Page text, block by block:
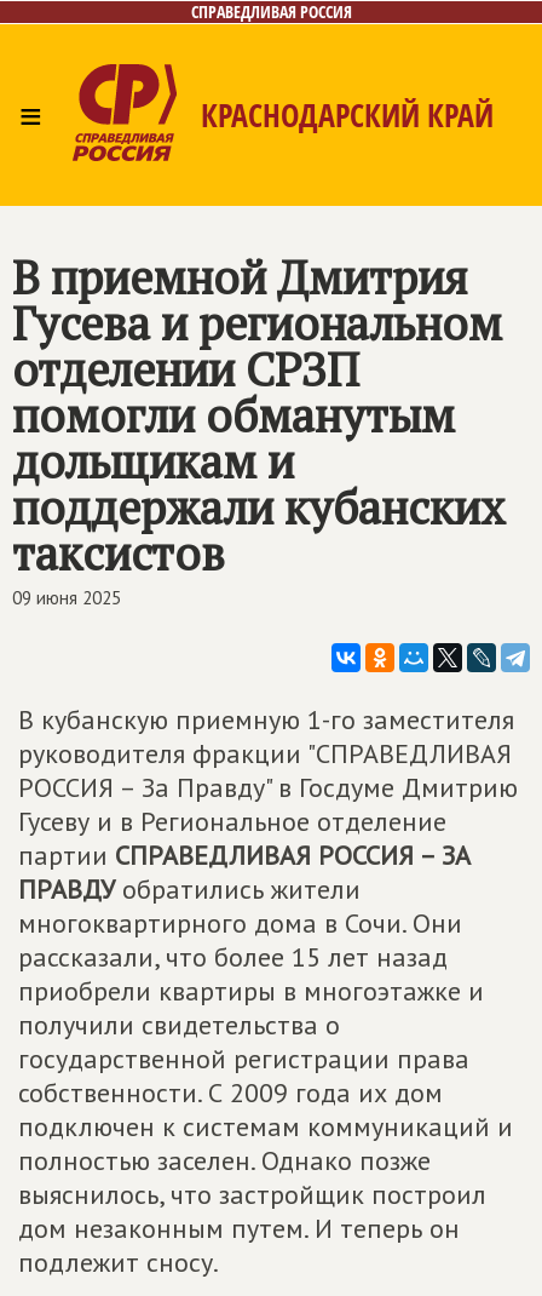
СПРАВЕДЛИВАЯ РОССИЯ
≡ КРАСНОДАРСКИЙ КРАЙ
Контакты
В приемной Дмитрия
Гусева и региональном
отделении СРЗП
помогли обманутым
дольщикам и
поддержали кубанских
таксистов
09 июня 2025
В кубанскую приемную 1-го заместителя
руководителя фракции "СПРАВЕДЛИВАЯ
РОССИЯ – За Правду" в Госдуме Дмитрию
Гусеву и в Региональное отделение
партии СПРАВЕДЛИВАЯ РОССИЯ – ЗА
ПРАВДУобратились жители
многоквартирного дома в Сочи. Они
рассказали, что более 15 лет назад
приобрели квартиры в многоэтажке и
получили свидетельства о
государственной регистрации права
собственности. С 2009 года их дом
подключен к системам коммуникаций и
полностью заселен. Однако позже
выяснилось, что застройщик построил
дом незаконным путем. И теперь он
подлежит сносу.